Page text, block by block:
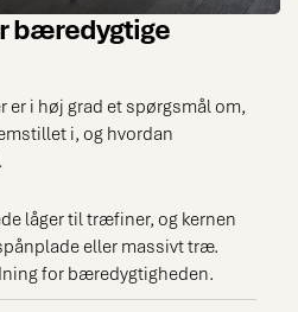
bæredygtige
er i høj grad et spørgsmål om,
i, og hvordan
låger til træfiner, og kernen
eller massivt træ.
for bæredygtigheden.